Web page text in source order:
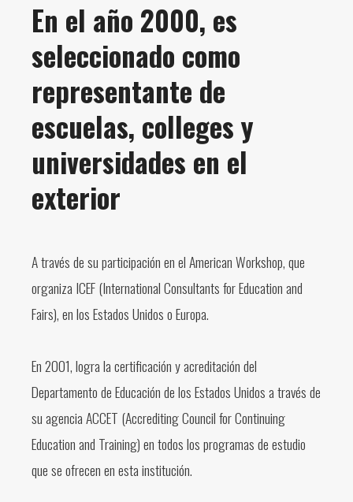
En el año 2000, es
seleccionado como
representante de
escuelas, colleges y
universidades en el
exterior
A través de su participación en el American Workshop, que
organiza ICEF (International Consultants for Education and
Fairs), en los Estados Unidos o Europa.
En 2001, logra la certificación y acreditación del
Departamento de Educación de los Estados Unidos a través de
su agencia ACCET (Accrediting Council for Continuing
Education and Training) en todos los programas de estudio
que se ofrecen en esta institución.